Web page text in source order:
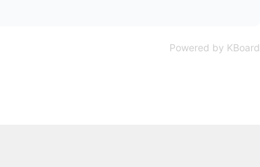
Powered by KBoard